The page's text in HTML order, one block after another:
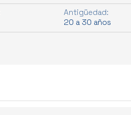
Antigüedad:
20 a 30 años